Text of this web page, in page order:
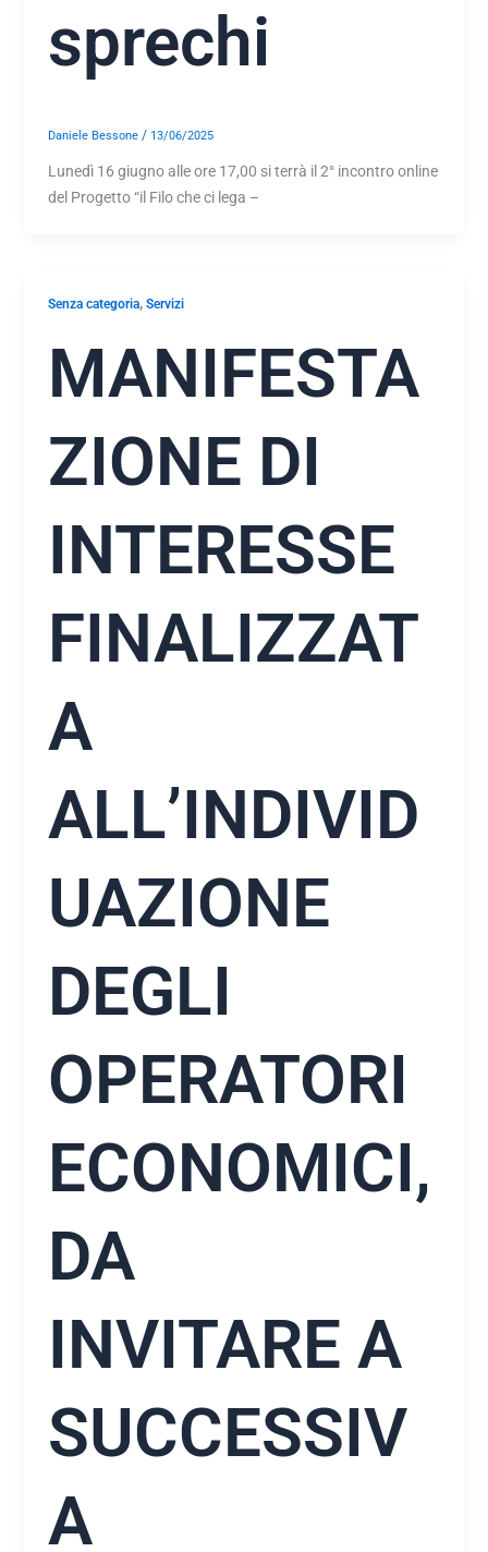
sprechi
Daniele Bessone/ 13/06/2025
Lunedì 16 giugno alle ore 17,00 si terrà il 2° incontro online
del Progetto “il Filo che ci lega –
Senza categoria,Servizi
MANIFESTA
ZIONE DI
INTERESSE
FINALIZZAT
A
ALL’INDIVID
UAZIONE
DEGLI
OPERATORI
ECONOMICI,
DA
INVITARE A
SUCCESSIV
A